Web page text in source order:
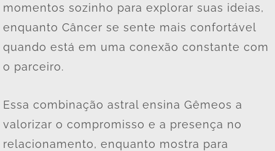
momentos sozinho para explorar suas ideias,
enquanto Câncer se sente mais confortável
quando está em uma conexão constante com
o parceiro.
Essa combinação astral ensina Gêmeos a
valorizar o compromisso e a presença no
relacionamento, enquanto mostra para